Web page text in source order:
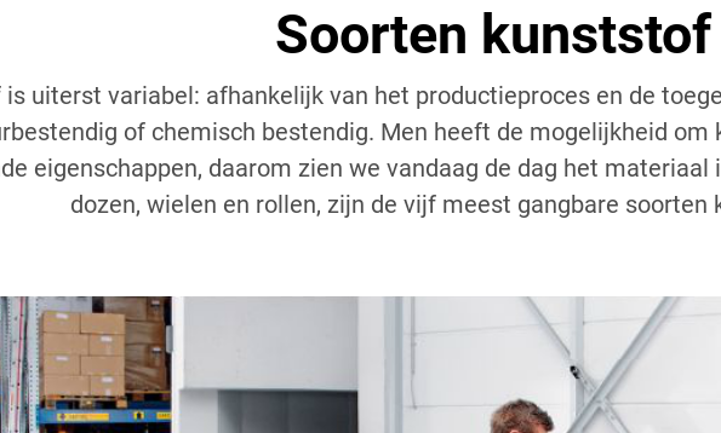
Soorten kunststof
uiterst variabel: afhankelijk van het productieproces en de
of chemisch bestendig. Men heeft de mogelijkheid
eigenschappen, daarom zien we vandaag de dag het
dozen, wielen en rollen, zijn de vijf meest gangbare soorten